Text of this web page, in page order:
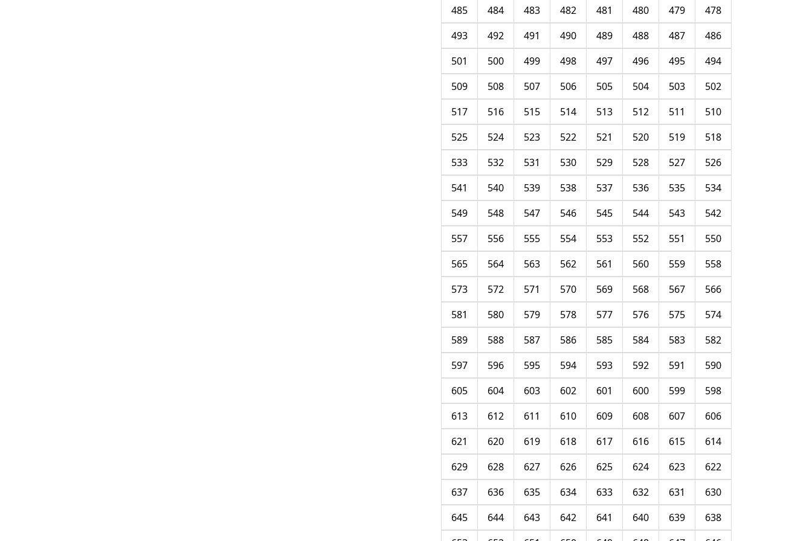
478
479
480
481
482
483
484
485
486
487
488
489
490
491
492
493
494
495
496
497
498
499
500
501
502
503
504
505
506
507
508
509
510
511
512
513
514
515
516
517
518
519
520
521
522
523
524
525
526
527
528
529
530
531
532
533
534
535
536
537
538
539
540
541
542
543
544
545
546
547
548
549
550
551
552
553
554
555
556
557
558
559
560
561
562
563
564
565
566
567
568
569
570
571
572
573
574
575
576
577
578
579
580
581
582
583
584
585
586
587
588
589
590
591
592
593
594
595
596
597
598
599
600
601
602
603
604
605
606
607
608
609
610
611
612
613
614
615
616
617
618
619
620
621
622
623
624
625
626
627
628
629
630
631
632
633
634
635
636
637
638
639
640
641
642
643
644
645